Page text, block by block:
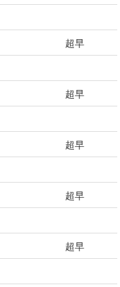
超早
超早
超早
超早
超早